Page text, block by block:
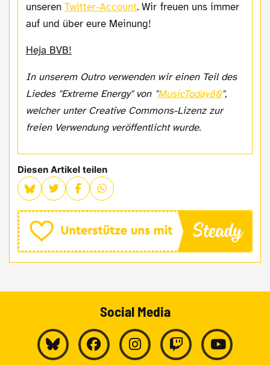
unseren Twitter-Account. Wir freuen uns immer
auf und über eure Meinung!
Heja BVB!
In unserem Outro verwenden wir einen Teil des
Liedes "Extreme Energy" von "MusicToday80",
welcher unter Creative Commons-Lizenz zur
freien Verwendung veröffentlicht wurde.
Diesen Artikel teilen
Social Media